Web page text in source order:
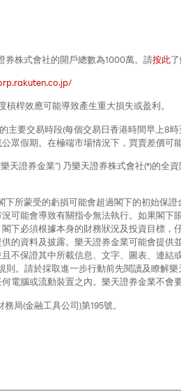
券株式會社的開戶總數為1000萬。請按此了
槓桿效應可能導致產生重大損失或盈利。
主要交易時段(每個交易日香港時間早上8
眾假期。在極端市場情況下，買賣差價可
天證券金業”) 乃樂天證券株式會社(*)的全
下所蒙受的虧損可能會超過閣下的初始保
可能會導致有關指令無法執行。如果閣
下必須根據本身的財務狀況及投資目標
的資料及披露。樂天證券金業可能會提
不保證其中所載信息、文字、圖表、連
則。請於採取進一步行動前先閱讀及瞭解
電腦或流動裝置之內。樂天證券金業不會
局(金融工具公司)第195號。